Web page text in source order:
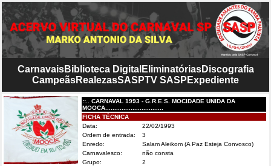
CarnavaisBiblioteca Digital EliminatóriasDiscografia
CampeãsRealezasSASPTV SASP Expediente
::.. CARNAVAL 1993 - G.R.E.S. MOCIDADE UNIDA DA
MOOCA................................
FICHA TÉCNICA
Data:
22/02/1993
Ordem de entrada:
3
Enredo:
Salam Aleikom (A Paz Esteja Convosco)
Carnavalesco:
não consta
Grupo:
2